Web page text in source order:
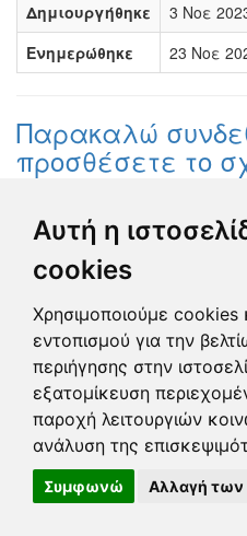
Αυτή η
cookies
Χρησιμοποιούμε cookies
εντοπισμού για την
περιήγησης στην
εξατομίκευση
παροχή λειτουργιών
ανάλυση της
Συμφωνώ Αλλαγή των
Δημιουργήθηκε
3 Νοε
Ενημερώθηκε
23 Νοε
Παρακαλώ
προσθέσετε το
(Επόπτης)
22 Νοε 2023 - 16:32
Ολοκληρώθηκε η